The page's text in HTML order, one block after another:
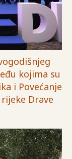
kojima su
i Povećanje
Drave